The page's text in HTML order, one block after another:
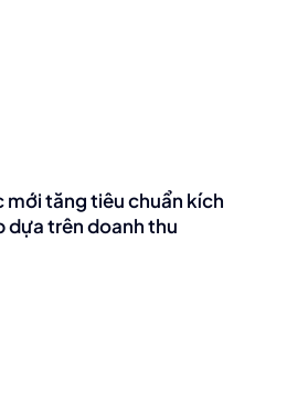
mới tăng tiêu chuẩn kích
trên doanh thu